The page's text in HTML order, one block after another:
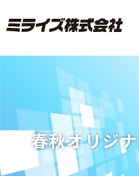
春秋オリジ